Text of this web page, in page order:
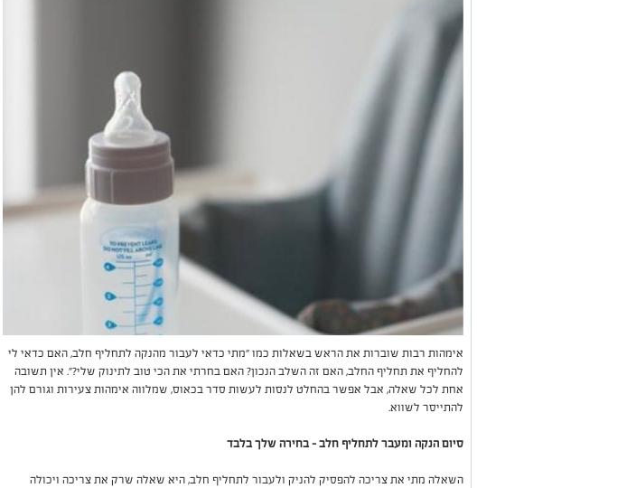
אימהות רבות שוברות את הראש בשאלות כמו "מתי כדאי לעבור מהנקה לתחליף חלב, האם כדאי לי
להחליף את תחליף החלב, האם זה השלב הנכון? האם בחרתי את הכי טוב לתינוק שלי?". אין תשובה
אחת לכל שאלה, אבל אפשר בהחלט לנסות לעשות סדר בכאוס, שמלווה אימהות צעירות וגורם להן
להתייסר לשווא.
סיום הנקה ומעבר לתחליף חלב – בחירה שלך בלבד
השאלה מתי את צריכה להפסיק להניק ולעבור לתחליף חלב, היא שאלה שרק את צריכה ויכולה